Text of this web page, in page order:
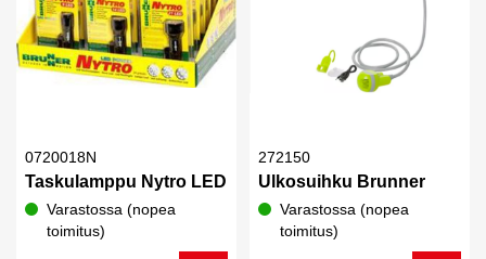
0720018N
Taskulamppu Nytro LED
Varastossa (nopea
toimitus)
272150
Ulkosuihku Brunner
Varastossa (nopea
toimitus)